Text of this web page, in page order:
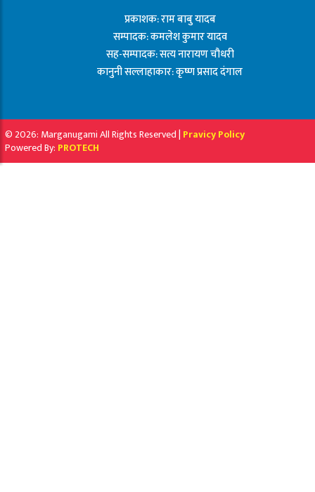
प्रकाशक: राम बाबु यादब
सम्पादक: कमलेश कुमार यादव
सह-सम्पादक: सत्य नारायण चौधरी
कानुनी सल्लाहाकार: कृष्ण प्रसाद दंगाल
© 2026: Marganugami All Rights Reserved | Pravicy Policy
Powered By: PROTECH